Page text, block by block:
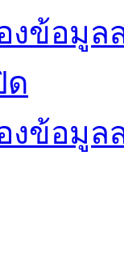
ข้อมูล
ด
งข้อมูล